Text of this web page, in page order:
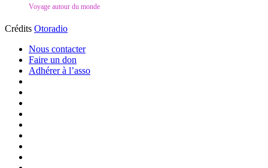
Voyage autour du monde
Crédits Otoradio
Nous contacter
Faire un don
Adhérer à l’asso